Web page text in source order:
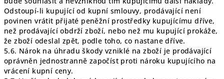
Odstoupí-li kupující od kupní smlouvy, prodávající není
povinen vrátit přijaté peněžní prostředky kupujícímu dříve,
než prodávající obdrží zboží, nebo než mu kupující prokáže,
že zboží odeslal zpět, podle toho, co nastane dříve.
5.6. Nárok na úhradu škody vzniklé na zboží je prodávající
oprávněn jednostranně započíst proti nároku kupujícího na
vrácení kupní ceny.